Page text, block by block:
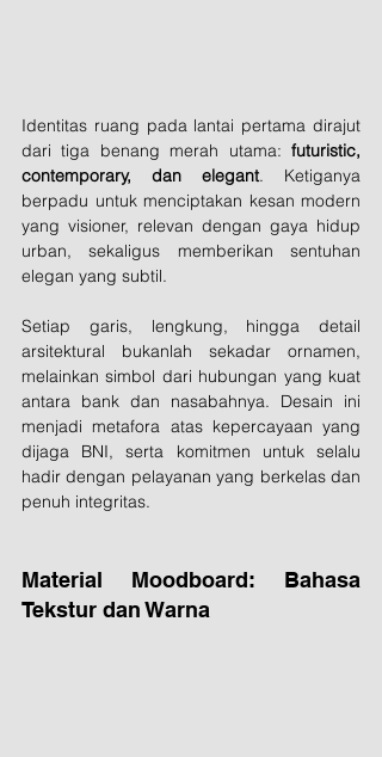
Identitas ruang pada lantai pertama dirajut
dari tiga benang merah utama: futuristic,
contemporary, dan elegant. Ketiganya
berpadu untuk menciptakan kesan modern
yang visioner, relevan dengan gaya hidup
urban, sekaligus memberikan sentuhan
elegan yang subtil.
Setiap garis, lengkung, hingga detail
arsitektural bukanlah sekadar ornamen,
melainkan simbol dari hubungan yang kuat
antara bank dan nasabahnya. Desain ini
menjadi metafora atas kepercayaan yang
dijaga BNI, serta komitmen untuk selalu
hadir dengan pelayanan yang berkelas dan
penuh integritas.
Material Moodboard: Bahasa
Tekstur dan Warna